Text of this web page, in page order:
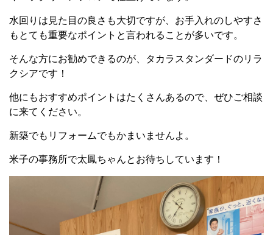
水回りは見た目の良さも大切ですが、お手入れのしやすさ
もとても重要なポイントと言われることが多いです。
そんな方にお勧めできるのが、タカラスタンダードのリラ
クシアです！
他にもおすすめポイントはたくさんあるので、ぜひご相談
に来てください。
新築でもリフォームでもかまいませんよ。
米子の事務所で太鳳ちゃんとお待ちしています！